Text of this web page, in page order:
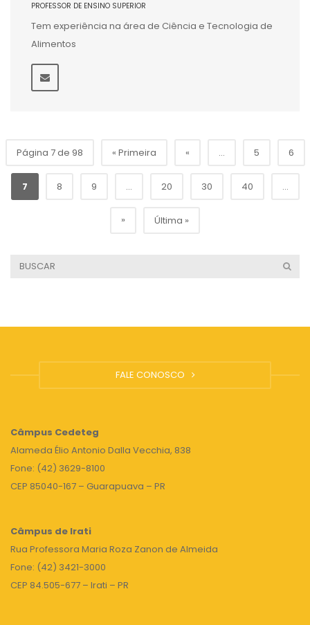
PROFESSOR DE ENSINO SUPERIOR
Tem experiência na área de Ciência e Tecnologia de
Alimentos
Página 7 de 98 « Primeira « ... 5 6
7 8 9 ... 20 30 40 ...
» Última »
FALE CONOSCO
Câmpus Cedeteg
Alameda Élio Antonio Dalla Vecchia, 838
Fone: (42) 3629-8100
CEP 85040-167 – Guarapuava – PR
Câmpus de Irati
Rua Professora Maria Roza Zanon de Almeida
Fone: (42) 3421-3000
CEP 84.505-677 – Irati – PR